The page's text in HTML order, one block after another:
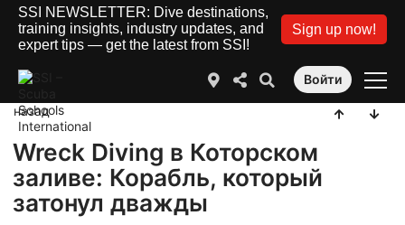
SSI NEWSLETTER: Dive destinations,
training insights, industry updates, and
expert tips — get the latest from SSI!
Sign up now!
Войти
назад
Wreck Diving в Которском
заливе: Корабль, который
затонул дважды